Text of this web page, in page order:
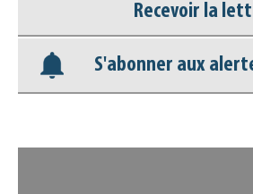
Base documentaire
Nos veilles Scoop.it
Recevoir la
S'abonner aux